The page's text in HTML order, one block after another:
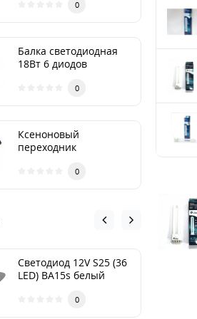
сумке Nord YADA
0
Балка светодиодная
18Вт 6 диодов
0
Ксеноновый
переходник
0
Cветодиод 12V S25 (36
LED) BA15s белый
TM NORD YADA
0